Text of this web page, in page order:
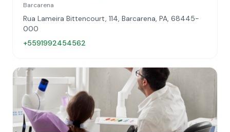
Barcarena
Rua Lameira Bittencourt, 114, Barcarena, PA, 68445-
000
+5591992454562